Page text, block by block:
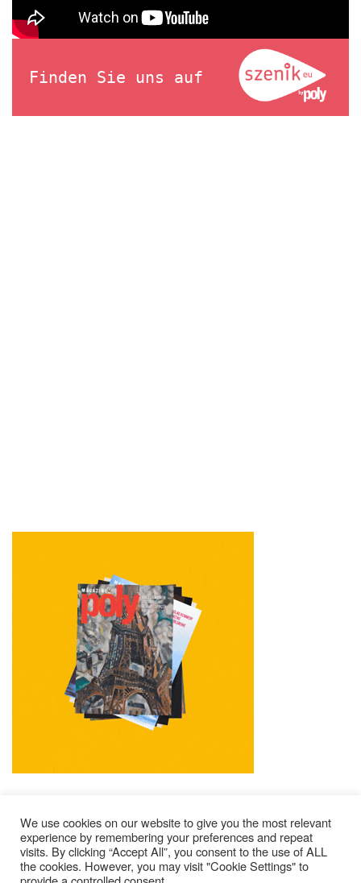
Finden Sie uns auf
Impressum Kontakt
Alle Ausgaben Lesen
POLY Abonnieren
We use cookies on our website to give you the most relevant
experience by remembering your preferences and repeat
visits. By clicking “Accept All”, you consent to the use of ALL
the cookies. However, you may visit "Cookie Settings" to